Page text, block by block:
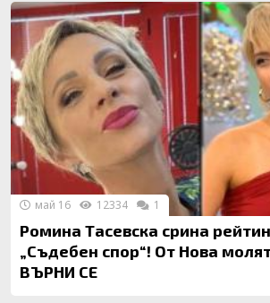
Ромина Тасевска срина
„Съдебен спор“! От Нова
ВЪРНИ СЕ
май 16 12334 1